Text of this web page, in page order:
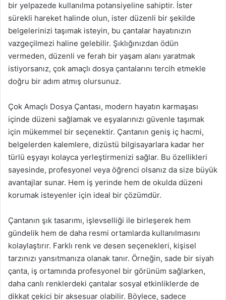
bir yelpazede kullanılma potansiyeline sahiptir. İster
sürekli hareket halinde olun, ister düzenli bir şekilde
belgelerinizi taşımak isteyin, bu çantalar hayatınızın
vazgeçilmezi haline gelebilir. Şıklığınızdan ödün
vermeden, düzenli ve ferah bir yaşam alanı yaratmak
istiyorsanız, çok amaçlı dosya çantalarını tercih etmekle
doğru bir adım atmış olursunuz.
Çok Amaçlı Dosya Çantası, modern hayatın karmaşası
içinde düzeni sağlamak ve eşyalarınızı güvenle taşımak
için mükemmel bir seçenektir. Çantanın geniş iç hacmi,
belgelerden kalemlere, dizüstü bilgisayarlara kadar her
türlü eşyayı kolayca yerleştirmenizi sağlar. Bu özellikleri
sayesinde, profesyonel veya öğrenci olsanız da size büyük
avantajlar sunar. Hem iş yerinde hem de okulda düzeni
korumak isteyenler için ideal bir çözümdür.
Çantanın şık tasarımı, işlevselliği ile birleşerek hem
gündelik hem de daha resmi ortamlarda kullanılmasını
kolaylaştırır. Farklı renk ve desen seçenekleri, kişisel
tarzınızı yansıtmanıza olanak tanır. Örneğin, sade bir siyah
çanta, iş ortamında profesyonel bir görünüm sağlarken,
daha canlı renklerdeki çantalar sosyal etkinliklerde de
dikkat çekici bir aksesuar olabilir. Böylece, sadece